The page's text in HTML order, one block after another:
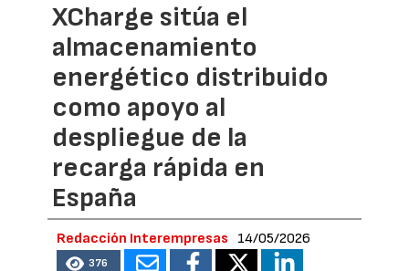
XCharge sitúa el
almacenamiento
energético distribuido
como apoyo al
despliegue de la
recarga rápida en
España
Redacción Interempresas 14/05/2026
376